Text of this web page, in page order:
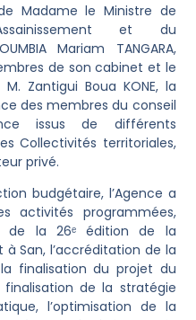
Madame le Ministre de
et du
Mariam TANGARA,
de son cabinet et le
M. Zantigui Boua KONE, la
des membres du conseil
issus de différents
Collectivités territoriales,
privé.
budgétaire, l’Agence a
activités programmées,
de la 26ᵉ édition de la
à San, l’accréditation de la
finalisation du projet du
de la stratégie
l’optimisation de la